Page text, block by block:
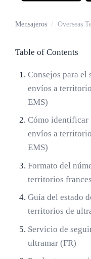
Mensajeros / Overseas
Table of Contents
Consejos para el
envíos a
EMS)
Cómo identificar
envíos a
EMS)
Formato del
territorios
Guía del estado
territorios de
Servicio de
ultramar (FR)